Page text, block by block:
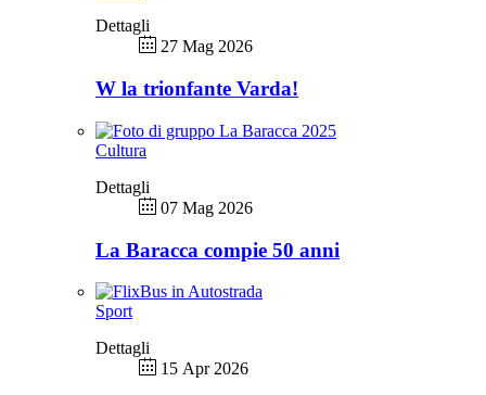
Dettagli
27 Mag 2026
W la trionfante Varda!
Cultura
Dettagli
07 Mag 2026
La Baracca compie 50 anni
Sport
Dettagli
15 Apr 2026